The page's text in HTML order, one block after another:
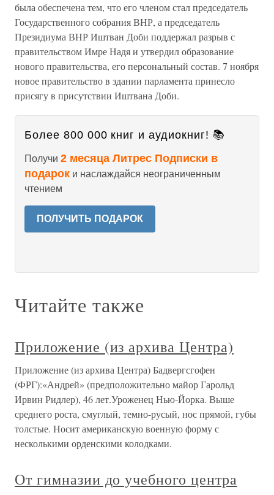
была обеспечена тем, что его членом стал председатель
Государственного собрания ВНР, а председатель
Президиума ВНР Иштван Доби поддержал разрыв с
правительством Имре Надя и утвердил образование
нового правительства, его персональный состав. 7 ноября
новое правительство в здании парламента принесло
присягу в присутствии Иштвана Доби.
Более 800 000 книг и аудиокниг! 📚
Получи 2 месяца Литрес Подписки в
подарок и наслаждайся неограниченным
чтением
ПОЛУЧИТЬ ПОДАРОК
Читайте также
Приложение (из архива Центра)
Приложение (из архива Центра) Бадвергсгофен
(ФРГ):«Андрей» (предположительно майор Гарольд
Ирвин Ридлер), 46 лет.Уроженец Нью-Йорка. Выше
среднего роста, смуглый, темно-русый, нос прямой, губы
толстые. Носит американскую военную форму с
несколькими орденскими колодками.
От гимназии до учебного центра